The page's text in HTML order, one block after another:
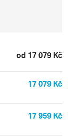
od 17 079 Kč
17 079 Kč
17 959 Kč